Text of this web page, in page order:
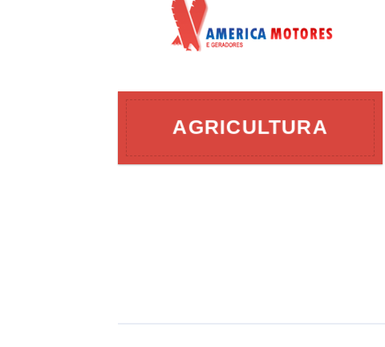
AGRICULTURA